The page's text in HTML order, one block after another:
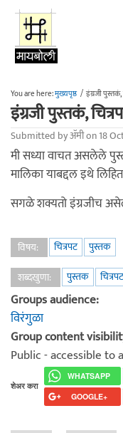
Skip to main content
You are here:मुख्यपृष्ठ / इंग्रजी
इंग्रजी पुस्तकं,
Submitted byॲमीon 18
मी सध्या वाचत असलेले
मालिका याबद्दल इथे
सगळे शक्यतो इंग्रजीच
विषय: चित्रपट
पुस्तक
शब्दखुणा:
पुस्तक चित्रपट
Groups audience:
विरंगुळा
Group content
Public - accessible to
शेअर करा
WHATSAPP
GOOGLE+